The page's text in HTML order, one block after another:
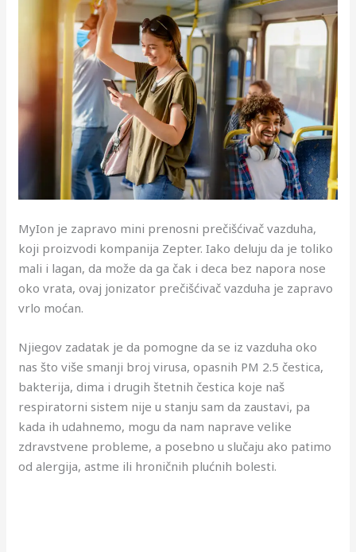
MyIon je zapravo mini prenosni prečišćivač vazduha,
koji proizvodi kompanija Zepter. Iako deluju da je toliko
mali i lagan, da može da ga čak i deca bez napora nose
oko vrata, ovaj jonizator prečišćivač vazduha je zapravo
vrlo moćan.
Njiegov zadatak je da pomogne da se iz vazduha oko
nas što više smanji broj virusa, opasnih PM 2.5 čestica,
bakterija, dima i drugih štetnih čestica koje naš
respiratorni sistem nije u stanju sam da zaustavi, pa
kada ih udahnemo, mogu da nam naprave velike
zdravstvene probleme, a posebno u slučaju ako patimo
od alergija, astme ili hroničnih plućnih bolesti.